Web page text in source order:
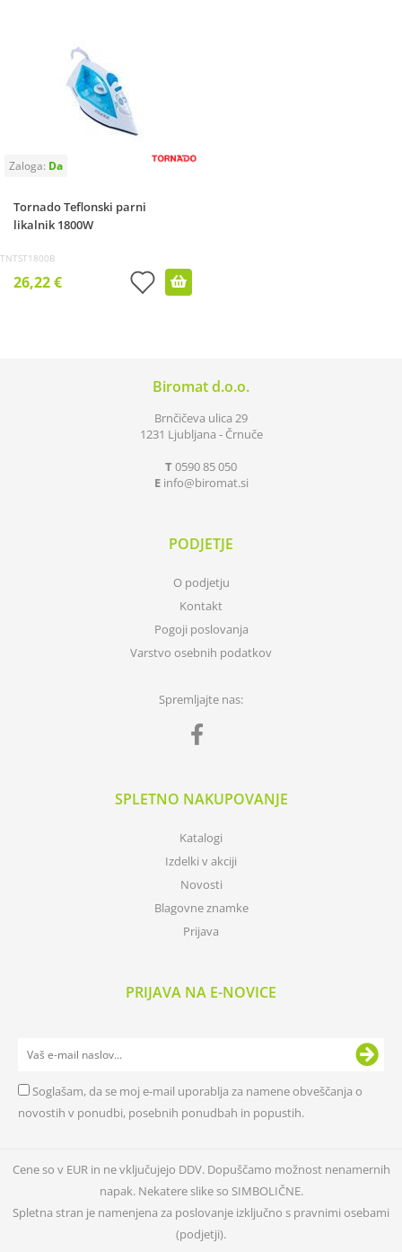
Tornado Teflonski parni
likalnik 1800W
TNTST1800B
26,22 €
Biromat d.o.o.
Brnčičeva ulica 29
1231 Ljubljana - Črnuče
T0590 85 050
E info biromat.si
PODJETJE
O podjetju
Kontakt
Pogoji poslovanja
Varstvo osebnih podatkov
Spremljajte nas:
SPLETNO NAKUPOVANJE
Katalogi
Izdelki v akciji
Novosti
Blagovne znamke
Prijava
PRIJAVA NA E-NOVICE
Soglašam, da se moj e-mail uporablja za namene obveščanja o
novostih v ponudbi, posebnih ponudbah in popustih.
Cene so v EUR in ne vključujejo DDV. Dopuščamo možnost nenamernih
napak. Nekatere slike so SIMBOLIČNE.
Spletna stran je namenjena za poslovanje izključno s pravnimi osebami
(podjetji).